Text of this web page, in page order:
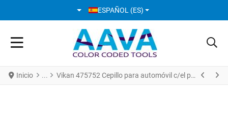
SELECCIONE SU IDIOMA
ESPAÑOL (ES)
Inicio Vikan 475752 Cepillo para automóvil c/el paso del agua 370 mm Suave/partido Negro